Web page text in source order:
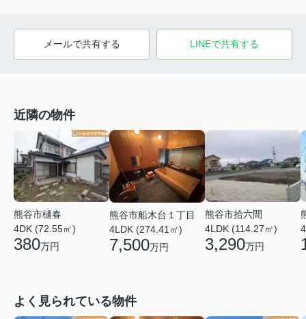
メールで共有する LINEで共有する
近隣の物件
熊谷市樋春
4DK (72.55㎡)
380万円
熊谷市船木台１丁目
4LDK (274.41㎡)
7,500万円
熊谷市拾六間
4LDK (114.27㎡)
3,290万円
よく見られている物件